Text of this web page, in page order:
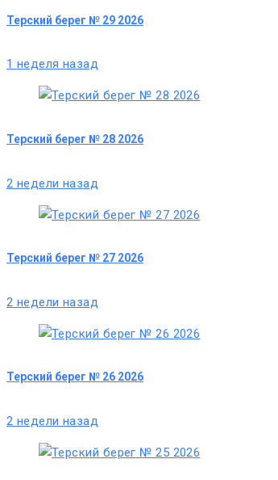
Терский берег № 29 2026
1 неделя назад
Терский берег № 28 2026
2 недели назад
Терский берег № 27 2026
2 недели назад
Терский берег № 26 2026
2 недели назад